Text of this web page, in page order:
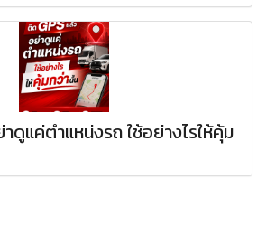
ดูแค่ตำแหน่งรถ ใช้อย่างไรให้คุ้ม